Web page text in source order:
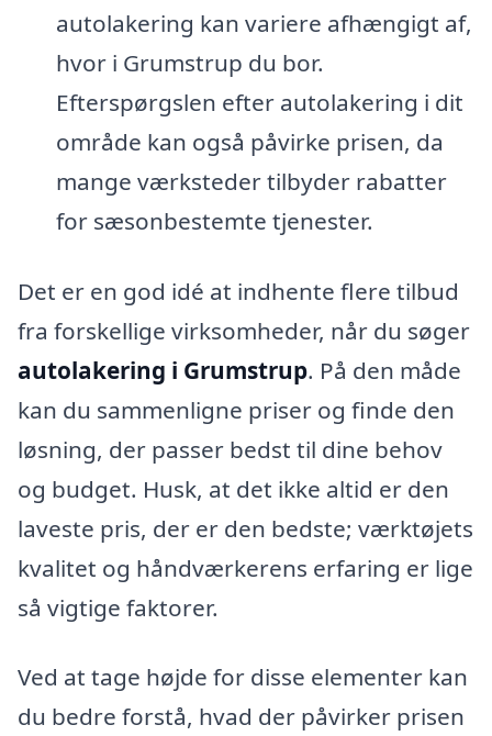
autolakering kan variere afhængigt af,
hvor i Grumstrup du bor.
Efterspørgslen efter autolakering i dit
område kan også påvirke prisen, da
mange værksteder tilbyder rabatter
for sæsonbestemte tjenester.
Det er en god idé at indhente flere tilbud
fra forskellige virksomheder, når du søger
autolakering i Grumstrup. På den måde
kan du sammenligne priser og finde den
løsning, der passer bedst til dine behov
og budget. Husk, at det ikke altid er den
laveste pris, der er den bedste; værktøjets
kvalitet og håndværkerens erfaring er lige
så vigtige faktorer.
Ved at tage højde for disse elementer kan
du bedre forstå, hvad der påvirker prisen